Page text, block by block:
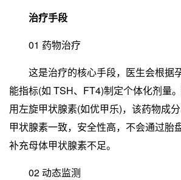
治疗手段
01 药物治疗
这是治疗的核心手段，医生会根据
能指标(如 TSH、FT4)制定个体化剂量
用左旋甲状腺素(如优甲乐)，该药物成
甲状腺素一致，安全性高，不会通过胎
补充母体甲状腺素不足。
02 动态监测